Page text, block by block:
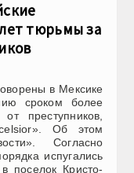
тюрьмы за
в Мексике
сроком более
преступников,
Об этом
Согласно
испугались
поселок Кристо-